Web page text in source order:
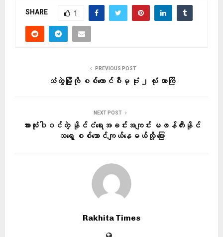
SHARE 1
PREVIOUS POST
သံတွဲမြို့ကို စစ်ကောင်စီမှ ဗုံး ၂ လုံး လာကြဲ
NEXT POST
အားလုံးပါဝင်တဲ့ နိုင်ငံရေးအခင်းအကျင်း မဖန်တီးနိုင်
သရွေ့ စစ်ဘောင်ကျယ်နေမယ်လို့ ပြော
Rakhita Times